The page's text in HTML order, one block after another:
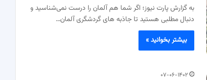
به گزارش پارت نیوز؛ اگر شما هم آلمان را درست نمی‌شناسید و
دنبال مطلبی هستید تا جاذبه ‌های گردشگری آلمان…
بیشتر بخوانید »
۰۷-۰۶-۱۴۰۲